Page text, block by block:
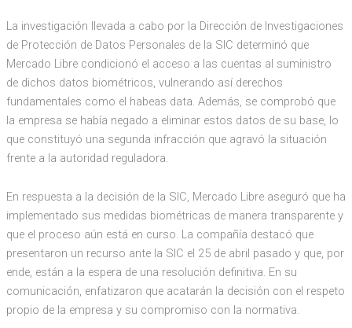
La investigación llevada a cabo por la Dirección de Investigaciones
de Protección de Datos Personales de la SIC determinó que
Mercado Libre condicionó el acceso a las cuentas al suministro
de dichos datos biométricos, vulnerando así derechos
fundamentales como el habeas data. Además, se comprobó que
la empresa se había negado a eliminar estos datos de su base, lo
que constituyó una segunda infracción que agravó la situación
frente a la autoridad reguladora.
En respuesta a la decisión de la SIC, Mercado Libre aseguró que ha
implementado sus medidas biométricas de manera transparente y
que el proceso aún está en curso. La compañía destacó que
presentaron un recurso ante la SIC el 25 de abril pasado y que, por
ende, están a la espera de una resolución definitiva. En su
comunicación, enfatizaron que acatarán la decisión con el respeto
propio de la empresa y su compromiso con la normativa.